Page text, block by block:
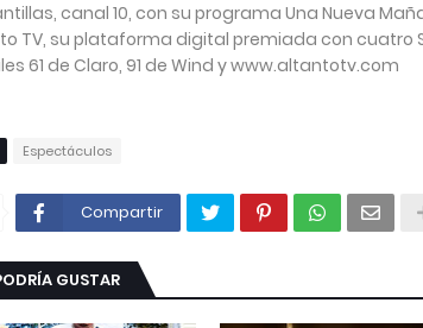
canal 10, con su programa Una Nueva
TV, su plataforma digital premiada con cuatro
61 de Claro, 91 de Wind y www.altantotv.com
Espectáculos
Compartir
GUSTAR